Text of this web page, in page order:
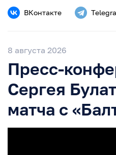
ВКонтакте
8 августа 2026
Пресс-
Сергея
матча с